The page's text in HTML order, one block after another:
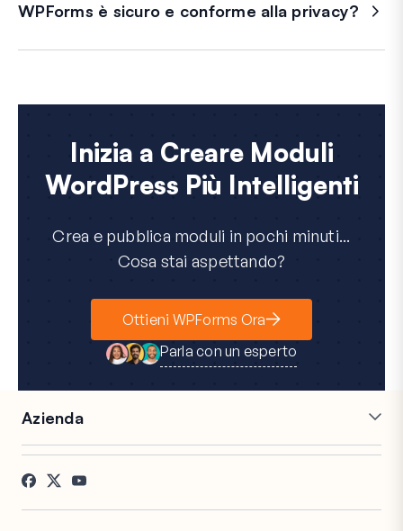
WPForms è sicuro e conforme alla privacy?
Inizia a Creare Moduli
WordPress Più Intelligenti
Crea e pubblica moduli in pochi minuti...
Cosa stai aspettando?
Ottieni WPForms Ora
Parla con un esperto
Azienda
Carriere
Testimonianze
Affiliati